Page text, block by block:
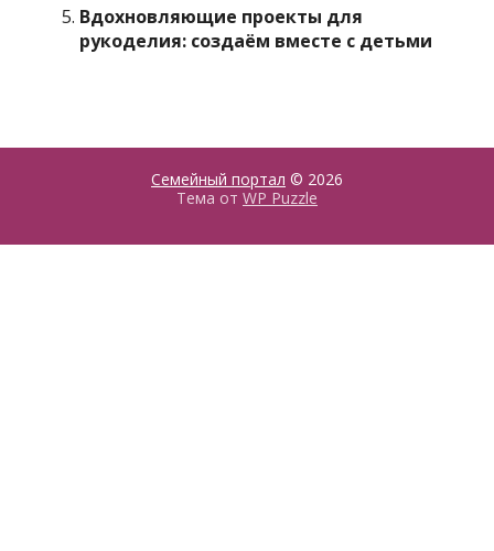
Вдохновляющие проекты для
рукоделия: создаём вместе с детьми
Семейный портал © 2026
Тема от WP Puzzle